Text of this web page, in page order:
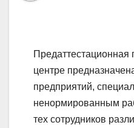
Предаттестационная
центре
предприятий,
ненормированным
тех сотрудников